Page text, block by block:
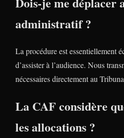
administratif ?
La procédure est essentiellement
d’assister à l’audience. Nous
nécessaires directement au
La CAF considère
les allocations ?